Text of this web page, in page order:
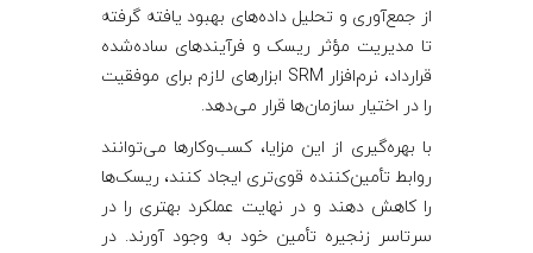
از جمع‌آوری و تحلیل داده‌های بهبود یافته گرفته
تا مدیریت مؤثر ریسک و فرآیندهای ساده‌شده
قرارداد، نرم‌افزار SRM ابزارهای لازم برای موفقیت
را در اختیار سازمان‌ها قرار می‌دهد.
با بهره‌گیری از این مزایا، کسب‌وکارها می‌توانند
روابط تأمین‌کننده قوی‌تری ایجاد کنند، ریسک‌ها
را کاهش دهند و در نهایت عملکرد بهتری را در
سرتاسر زنجیره تأمین خود به وجود آورند. در